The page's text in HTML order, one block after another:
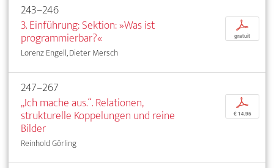
243–246
3. Einführung: Sektion: »Was ist
programmierbar?«
Lorenz Engell, Dieter Mersch
p
gratuit
247–267
„Ich mache aus.“. Relationen,
strukturelle Koppelungen und reine
Bilder
Reinhold Görling
p
€ 14,95